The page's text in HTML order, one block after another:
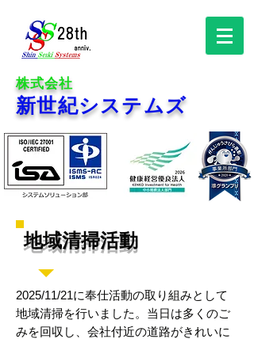
株式会社
新世紀システムズ
地域清掃活動
2025/11/21に奉仕活動の取り組みとして
地域清掃を行いました。当日は多くのご
みを回収し、会社付近の道路がきれいに